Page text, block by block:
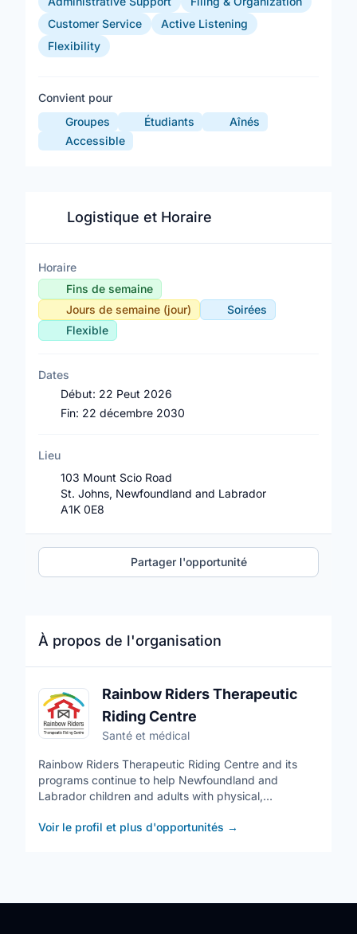
Customer Service
Active Listening
Flexibility
Convient pour
Groupes
Étudiants
Aînés
Accessible
À propos de l'organisation
Rainbow Riders Therapeutic
Riding Centre
Santé et médical
Rainbow Riders Therapeutic Riding Centre and its
programs continue to help Newfoundland and
Labrador children and adults with physical,
full potential.
Voir le profil et plus d'opportunités →
Logistique et Horaire
Horaire
Fins de semaine
Jours de semaine (jour)
Soirées
Flexible
Dates
Début: 22 Peut 2026
Fin: 22 décembre 2030
Lieu
103 Mount Scio Road
St. Johns, Newfoundland and Labrador
A1K 0E8
Partager l'opportunité